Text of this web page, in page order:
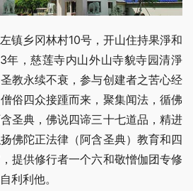
镇乡冈林村10号，开山住持果淨和
年，慈莲寺内山外山寺貌寺园清淨
教永续不衰，参与创建者之苦心经
俗四众接踵而来，聚集闻法，循佛
圣典，佛说四谛三十七道品，精进
佛陀正法律（阿含圣典）教育和四
提供修行者一个六和敬憎伽团专修
利利他。